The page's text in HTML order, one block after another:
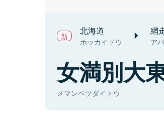
北海道
ホッカイドウ
網
ア
女満別大
メマンベツダイトウ